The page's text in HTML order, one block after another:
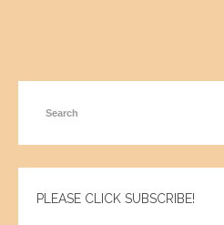
PLEASE CLICK SUBSCRIBE!